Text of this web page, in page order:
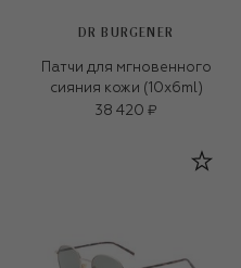
DR BURGENER
Патчи для мгновенного
сияния кожи (10x6ml)
38 420 ₽